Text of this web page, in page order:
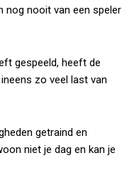
nog nooit van een speler
gespeeld, heeft de
zo veel last van
getraind en
niet je dag en kan je